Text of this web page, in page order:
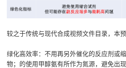
较之于传统与现代合成视频文件目录，本
绿化高效率：不用再另外催化的反应剂或
物；的使用甲醇氨有所作为氮源，避免出